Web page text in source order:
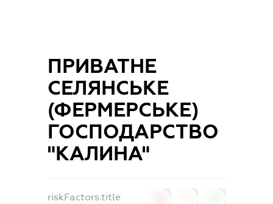
ПРИВАТНЕ
СЕЛЯНСЬКЕ
(ФЕРМЕРСЬКЕ)
ГОСПОДАРСТВО
"КАЛИНА"
riskFactors.title